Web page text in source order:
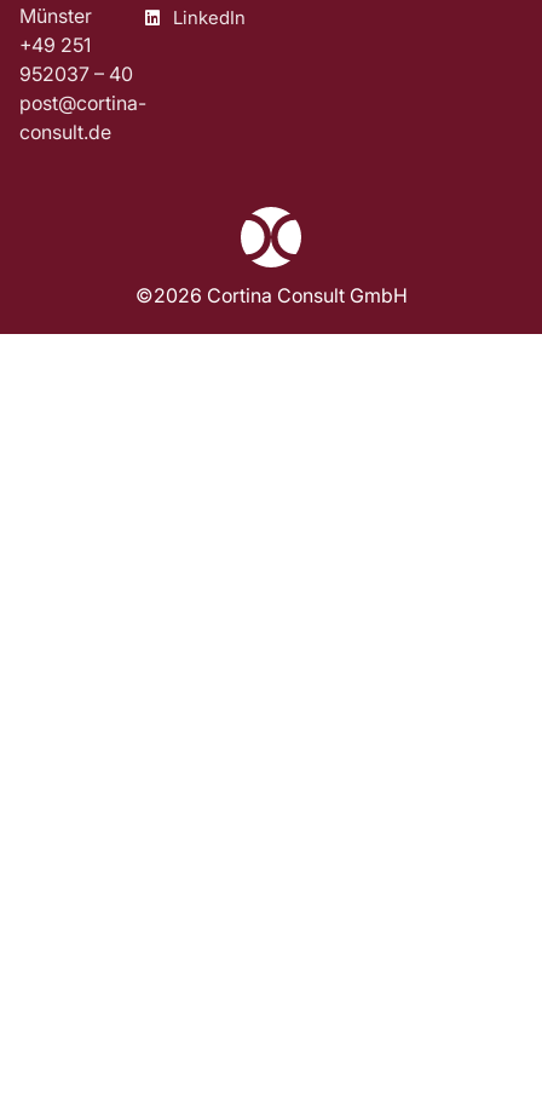
Münster
+49 251
952037 – 40
post@cortina-
consult.de
LinkedIn
©2026 Cortina Consult GmbH